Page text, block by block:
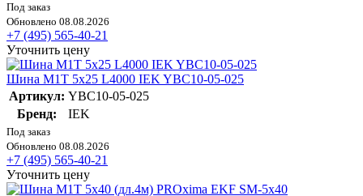
Под заказ
Обновлено 08.08.2026
+7 (495) 565-40-21
Уточнить цену
Шина М1Т 5х25 L4000 IEK YBC10-05-025
Артикул: YBC10-05-025
Бренд:
IEK
Под заказ
Обновлено 08.08.2026
+7 (495) 565-40-21
Уточнить цену